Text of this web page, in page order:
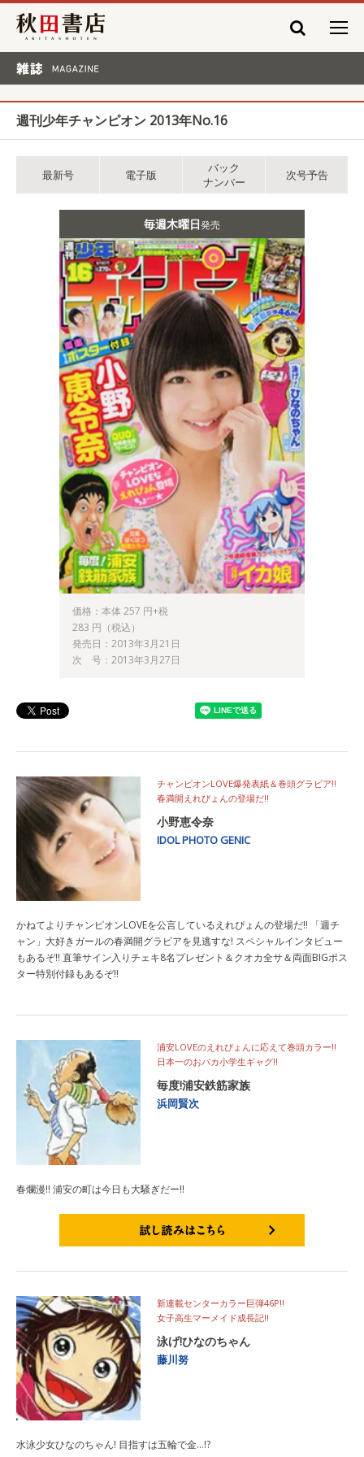
秋田書店
週刊少年チャンピオン 2013年No.16
最新号 電子版
バック
ナンバー
次号予告
毎週木曜日発売
価格：本体 257 円+税
283 円（税込）
発売日：2013年3月21日
次 号：2013年3月27日
チャンピオンLOVE爆発表紙＆巻頭グラビア!!
春満開えれぴょんの登場だ!!
小野恵令奈
IDOL PHOTO GENIC
かねてよりチャンピオンLOVEを公言しているえれぴょんの登場だ!! 「週チ
ャン」大好きガールの春満開グラビアを見逃すな! スペシャルインタビュー
もあるぞ!! 直筆サイン入りチェキ8名プレゼント＆クオカ全サ＆両面BIGポス
ター特別付録もあるぞ!!
浦安LOVEのえれぴょんに応えて巻頭カラー!!
日本一のおバカ小学生ギャグ!!
毎度!浦安鉄筋家族
浜岡賢次
春爛漫!! 浦安の町は今日も大騒ぎだー!!
新連載センターカラー巨弾46P!!
女子高生マーメイド成長記!!
泳げ!ひなのちゃん
藤川努
水泳少女ひなのちゃん! 目指すは五輪で金…!?